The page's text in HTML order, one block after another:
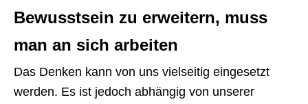
Bewusstsein zu erweitern, muss
man an sich arbeiten
Das Denken kann von uns vielseitig eingesetzt
werden. Es ist jedoch abhängig von unserer